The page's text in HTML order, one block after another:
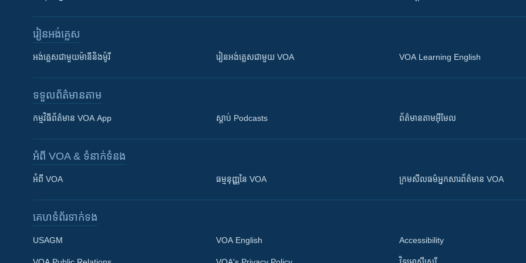
រៀន​​អង់គ្លេស
អង់គ្លេស​ជាមួយ​ម៉ានី​និង​ម៉ូរី រៀន​​​​​​អង់គ្លេស​​ជាមួយ VOA VOA Learning English
ទទួល​ព័ត៌មាន​តាម
កម្មវិធី​ព័ត៌មាន VOA App ស្តាប់ Podcasts ព័ត៌មាន​តាម​អ៊ីមែល
អំពី​ VOA & ទំនាក់ទំនង
អំពី​ VOA ធម្មនុញ្ញ​នៃ VOA ក្រម​​​សីលធម៌​​​អ្នក​​​សារព័ត៌មាន VOA
គេហទំព័រ​​ទាក់ទង
USAGM VOA English Accessibility